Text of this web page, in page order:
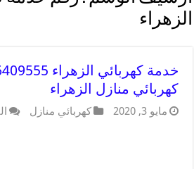
الزهراء
كهربائي منازل الزهراء
مايو 3, 2020 كهربائي منازل